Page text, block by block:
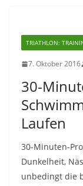
TRIATHLON:
7. Oktober 2016
30-
Laufen
30-Minuten-
Dunkelheit,
unbedingt die